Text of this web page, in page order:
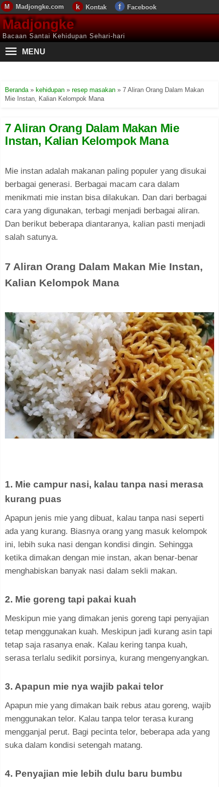
Madjongke.com Kontak Facebook
Madjongke
Bacaan Santai Kehidupan Sehari-hari
MENU
Beranda» kehidupan » resep masakan » 7 Aliran Orang Dalam Makan
Mie Instan, Kalian Kelompok Mana
7 Aliran Orang Dalam Makan Mie
Instan, Kalian Kelompok Mana
Mie instan adalah makanan paling populer yang disukai
berbagai generasi. Berbagai macam cara dalam
menikmati mie instan bisa dilakukan. Dan dari berbagai
cara yang digunakan, terbagi menjadi berbagai aliran.
Dan berikut beberapa diantaranya, kalian pasti menjadi
salah satunya.
7 Aliran Orang Dalam Makan Mie Instan,
Kalian Kelompok Mana
1. Mie campur nasi, kalau tanpa nasi merasa
kurang puas
Apapun jenis mie yang dibuat, kalau tanpa nasi seperti
ada yang kurang. Biasnya orang yang masuk kelompok
ini, lebih suka nasi dengan kondisi dingin. Sehingga
ketika dimakan dengan mie instan, akan benar-benar
menghabiskan banyak nasi dalam sekli makan.
2. Mie goreng tapi pakai kuah
Meskipun mie yang dimakan jenis goreng tapi penyajian
tetap menggunakan kuah. Meskipun jadi kurang asin tapi
tetap saja rasanya enak. Kalau kering tanpa kuah,
serasa terlalu sedikit porsinya, kurang mengenyangkan.
3. Apapun mie nya wajib pakai telor
Apapun mie yang dimakan baik rebus atau goreng, wajib
menggunakan telor. Kalau tanpa telor terasa kurang
mengganjal perut. Bagi pecinta telor, beberapa ada yang
suka dalam kondisi setengah matang.
4. Penyajian mie lebih dulu baru bumbu